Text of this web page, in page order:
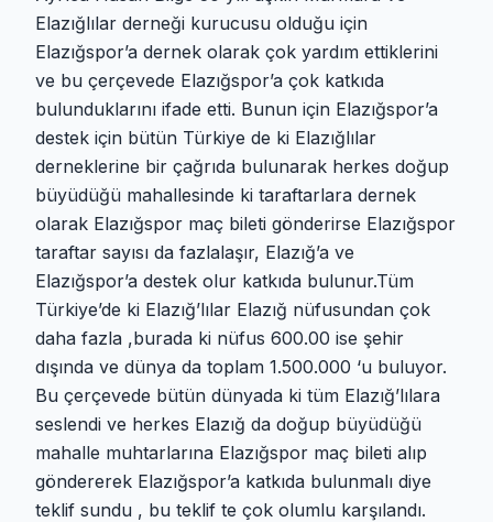
Elazığlılar derneği kurucusu olduğu için
Elazığspor’a dernek olarak çok yardım ettiklerini
ve bu çerçevede Elazığspor’a çok katkıda
bulunduklarını ifade etti. Bunun için Elazığspor’a
destek için bütün Türkiye de ki Elazığlılar
derneklerine bir çağrıda bulunarak herkes doğup
büyüdüğü mahallesinde ki taraftarlara dernek
olarak Elazığspor maç bileti gönderirse Elazığspor
taraftar sayısı da fazlalaşır, Elazığ’a ve
Elazığspor’a destek olur katkıda bulunur.Tüm
Türkiye’de ki Elazığ’lılar Elazığ nüfusundan çok
daha fazla ,burada ki nüfus 600.00 ise şehir
dışında ve dünya da toplam 1.500.000 ‘u buluyor.
Bu çerçevede bütün dünyada ki tüm Elazığ’lılara
seslendi ve herkes Elazığ da doğup büyüdüğü
mahalle muhtarlarına Elazığspor maç bileti alıp
göndererek Elazığspor’a katkıda bulunmalı diye
teklif sundu , bu teklif te çok olumlu karşılandı.